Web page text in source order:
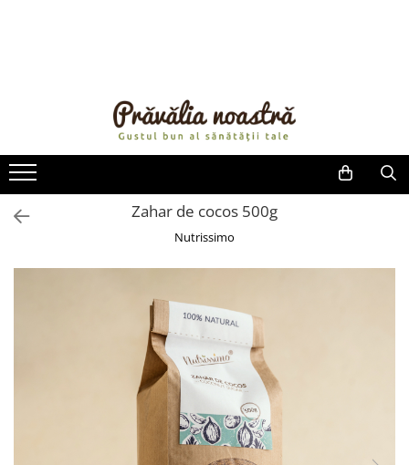
ULEIURI ȘI UNTURI
MĂSLINE
FRUCTE DESHIDRATATE
FRUCTE LA CONSERVĂ
BĂUTURI / LAPTE VEGETAL
CREME ȘI PASTE TARTINABILE
Zahar de cocos 500g
Nutrissimo